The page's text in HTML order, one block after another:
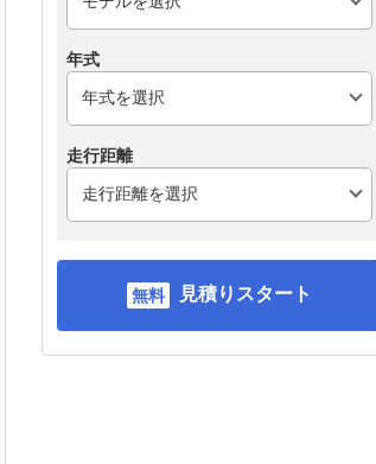
年式
走行距離
見積りスタート